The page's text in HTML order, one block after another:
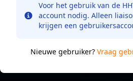
Info
Voor het gebruik van de
account nodig. Alleen
krijgen een
Nieuwe gebruiker? Vraag